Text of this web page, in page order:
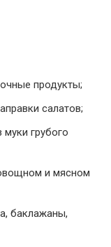
продукты;
салатов;
грубого
и мясном
баклажаны,